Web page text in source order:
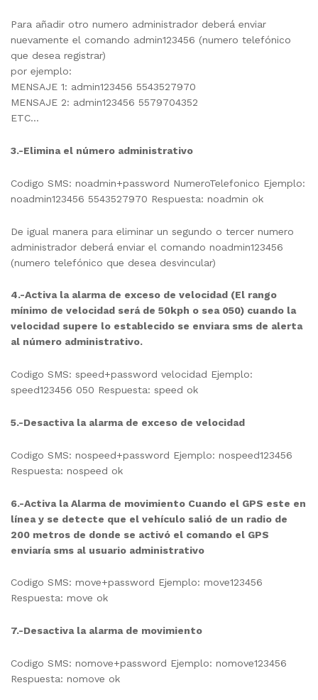
Para añadir otro numero administrador deberá enviar
nuevamente el comando admin123456 (numero telefónico
que desea registrar)
por ejemplo:
MENSAJE 1: admin123456 5543527970
MENSAJE 2: admin123456 5579704352
ETC…
3.-Elimina el número administrativo
Codigo SMS: noadmin+password NumeroTelefonico Ejemplo:
noadmin123456 5543527970 Respuesta: noadmin ok
De igual manera para eliminar un segundo o tercer numero
administrador deberá enviar el comando noadmin123456
(numero telefónico que desea desvincular)
4.-Activa la alarma de exceso de velocidad (El rango
mínimo de velocidad será de 50kph o sea 050) cuando la
velocidad supere lo establecido se enviara sms de alerta
al número administrativo.
Codigo SMS: speed+password velocidad Ejemplo:
speed123456 050 Respuesta: speed ok
5.-Desactiva la alarma de exceso de velocidad
Codigo SMS: nospeed+password Ejemplo: nospeed123456
Respuesta: nospeed ok
6.-Activa la Alarma de movimiento Cuando el GPS este en
línea y se detecte que el vehículo salió de un radio de
200 metros de donde se activó el comando el GPS
enviaría sms al usuario administrativo
Codigo SMS: move+password Ejemplo: move123456
Respuesta: move ok
7.-Desactiva la alarma de movimiento
Codigo SMS: nomove+password Ejemplo: nomove123456
Respuesta: nomove ok